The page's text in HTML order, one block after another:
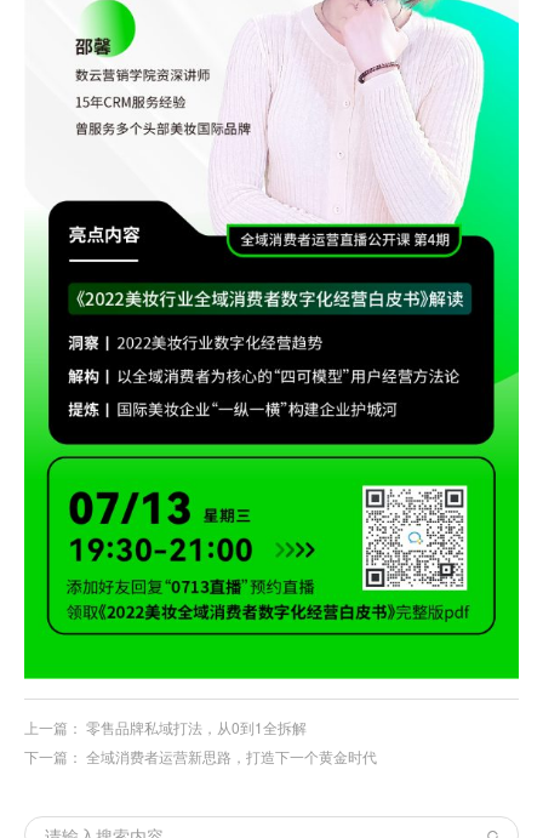
上一篇： 零售品牌私域打法，从0到1全拆解
下一篇： 全域消费者运营新思路，打造下一个黄金时代